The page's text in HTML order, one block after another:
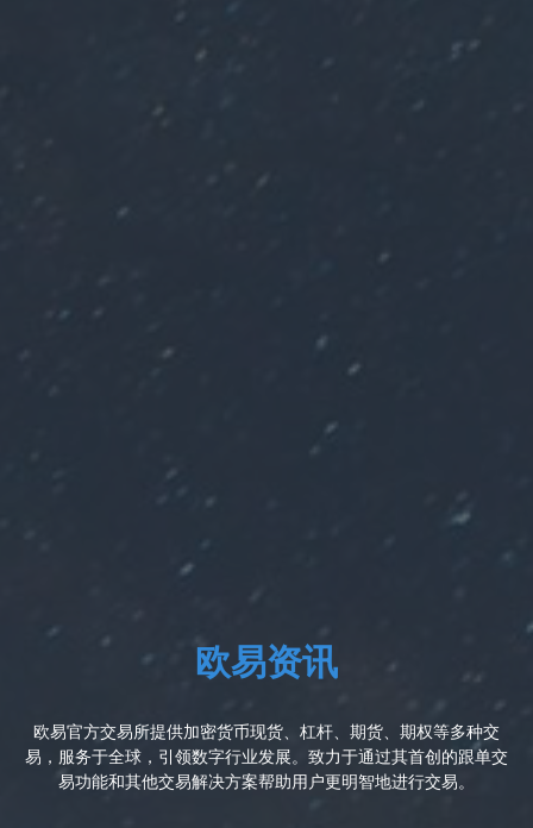
欧易资讯
欧易官方交易所提供加密货币现货、杠杆、期货、期权等多种交
易，服务于全球，引领数字行业发展。致力于通过其首创的跟单交
易功能和其他交易解决方案帮助用户更明智地进行交易。